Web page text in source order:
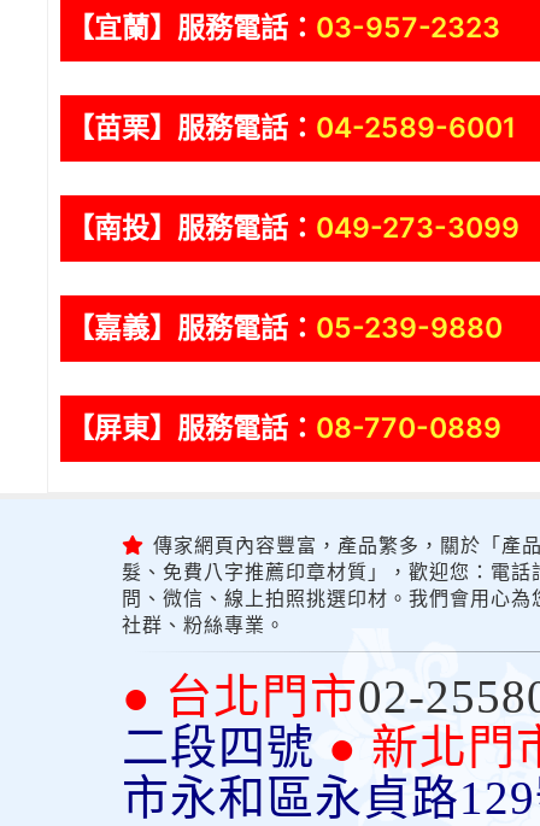
【宜蘭】服務電話： 03-957-2323
【苗栗】服務電話： 04-2589-6001
【南投】服務電話： 049-273-3099
【嘉義】服務電話： 05-239-9880
【屏東】服務電話： 08-770-0889
傳家網頁內容豐富，產品繁多，關於「產
髮、免費八字推薦印章材質」，歡迎您：電
問、微信、線上拍照挑選印材。我們會用心
社群、粉絲專業。
● 台北門市02-
二段四號 ● 新北門
市永和區永貞路